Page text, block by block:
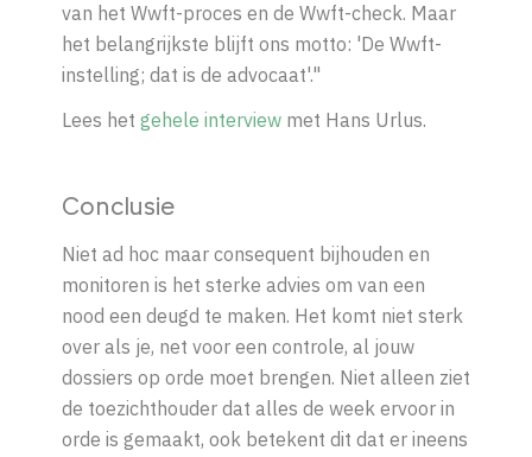
van het Wwft-proces en de Wwft-check. Maar
het belangrijkste blijft ons motto: 'De Wwft-
instelling; dat is de advocaat'."
Lees het gehele interview met Hans Urlus.
Conclusie
Niet ad hoc maar consequent bijhouden en
monitoren is het sterke advies om van een
nood een deugd te maken. Het komt niet sterk
over als je, net voor een controle, al jouw
dossiers op orde moet brengen. Niet alleen ziet
de toezichthouder dat alles de week ervoor in
orde is gemaakt, ook betekent dit dat er ineens